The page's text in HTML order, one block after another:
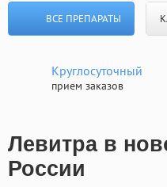
ВСЕ ПРЕПАРАТЫ
Круглосуточный
прием заказов
Левитра в
России